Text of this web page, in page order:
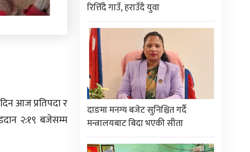
आज प्रतिपदा र
२:१९ बजेसम्म
रित्तिँदै गाउँ, हराउँदै युवा
दाङमा मनग्य बजेट सुनिश्चित गर्दै
मन्त्रालयबाट बिदा भएकी सीता